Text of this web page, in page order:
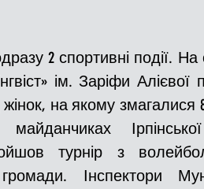
Добровільна пожежна
захист ДФТГ
2 спортивні події. На
ім. Заріфи
на якому змагалися
Ірпінської
турнір з
Інспектори